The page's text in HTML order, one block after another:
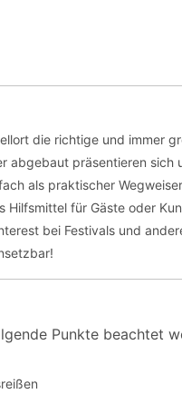
die richtige und immer
präsentieren sich
als praktischer
für Gäste oder
bei Festivals und
Punkte beachtet